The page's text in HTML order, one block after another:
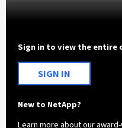
Sign in to view the entire
SIGN IN
New to NetApp?
Learn more about our